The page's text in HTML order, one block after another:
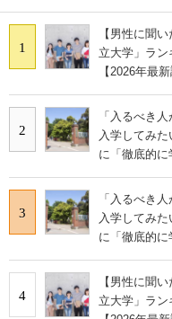
1
【男性に聞
立大学」ラ
【2026年最
2
「入るべき
入学してみ
に「徹底的に
3
「入るべき
入学してみ
に「徹底的に
4
【男性に聞
立大学」ラ